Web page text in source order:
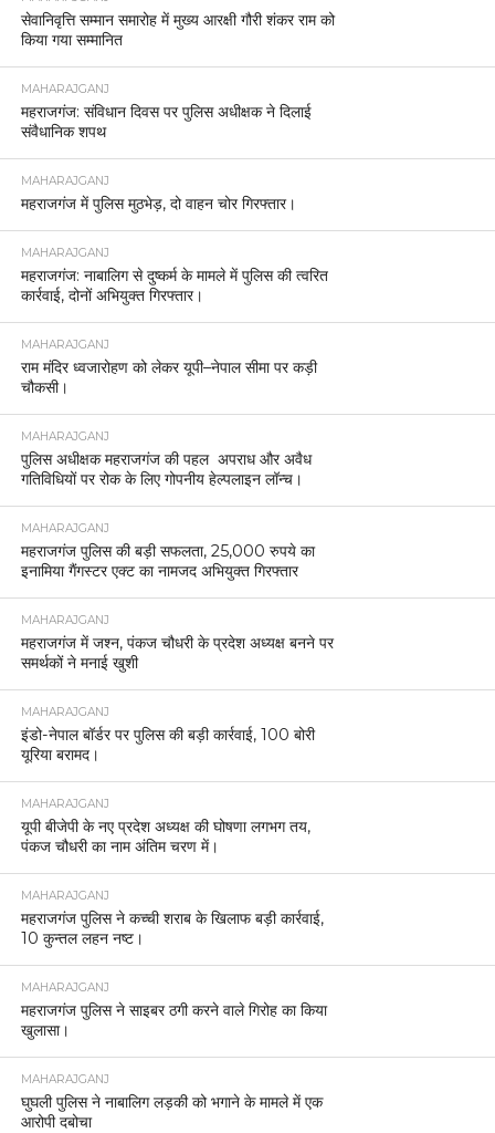
सेवानिवृत्ति सम्मान समारोह में मुख्य आरक्षी गौरी शंकर राम को
किया गया सम्मानित
MAHARAJGANJ
महराजगंज: संविधान दिवस पर पुलिस अधीक्षक ने दिलाई
संवैधानिक शपथ
MAHARAJGANJ
महराजगंज में पुलिस मुठभेड़, दो वाहन चोर गिरफ्तार।
MAHARAJGANJ
महराजगंज: नाबालिग से दुष्कर्म के मामले में पुलिस की त्वरित
कार्रवाई, दोनों अभियुक्त गिरफ्तार।
MAHARAJGANJ
राम मंदिर ध्वजारोहण को लेकर यूपी–नेपाल सीमा पर कड़ी
चौकसी।
MAHARAJGANJ
पुलिस अधीक्षक महराजगंज की पहल अपराध और अवैध
गतिविधियों पर रोक के लिए गोपनीय हेल्पलाइन लॉन्च।
MAHARAJGANJ
महराजगंज पुलिस की बड़ी सफलता, 25,000 रुपये का
इनामिया गैंगस्टर एक्ट का नामजद अभियुक्त गिरफ्तार
MAHARAJGANJ
महराजगंज में जश्न, पंकज चौधरी के प्रदेश अध्यक्ष बनने पर
समर्थकों ने मनाई खुशी
MAHARAJGANJ
इंडो-नेपाल बॉर्डर पर पुलिस की बड़ी कार्रवाई, 100 बोरी
यूरिया बरामद।
MAHARAJGANJ
यूपी बीजेपी के नए प्रदेश अध्यक्ष की घोषणा लगभग तय,
पंकज चौधरी का नाम अंतिम चरण में।
MAHARAJGANJ
महराजगंज पुलिस ने कच्ची शराब के खिलाफ बड़ी कार्रवाई,
10 कुन्तल लहन नष्ट।
MAHARAJGANJ
महराजगंज पुलिस ने साइबर ठगी करने वाले गिरोह का किया
खुलासा।
MAHARAJGANJ
घुघली पुलिस ने नाबालिग लड़की को भगाने के मामले में एक
आरोपी दबोचा